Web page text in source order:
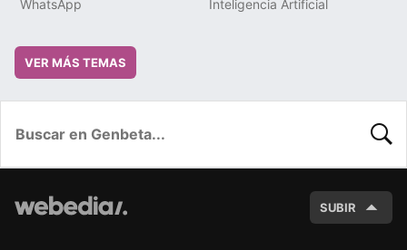
WhatsApp Inteligencia Artificial
VER MÁS TEMAS
SUBIR